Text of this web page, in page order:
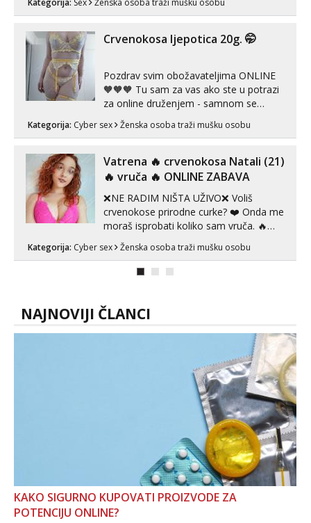
zadovoljiti moje potrebe,ne trazim puno
volim njezan seks i njezne poljupce po
tijelu koji me jako pale,obozavam kad
Kategorija: Sex Ženska osoba traži mušku osobu
Crvenokosa ljepotica 20g. 🤭
Pozdrav svim obožavateljima ONLINE
🧡🧡🧡 Tu sam za vas ako ste u potrazi
za online druženjem - samnom se
možete zabaviti preko videopoziva, ili
ako vam nisam dovoljna radim i u paru i
😉 Radim i vruća tipkanja uz slike i hot
line pozive. Za vas sam pripremila ...
Kategorija: Cyber sex Ženska osoba traži mušku osobu
Vatrena ‎️‍🔥 crvenokosa Natali (21)
‎️‍🔥 vruča‎ ️‍🔥 ONLINE ZABAVA
❌NE RADIM NIŠTA UŽIVO❌ Voliš
crvenokose prirodne curke? ❤️ Onda me
moraš isprobati koliko sam vruča.‎ ️‍🔥
MLADA vražica koja ima 100%
prorodne grudi, 💦 Misli su mi uvijek
prljave i u svemu vidim samo užitak. 💦
s kolegica...
Kategorija: Cyber sex Ženska osoba traži mušku osobu
NAJNOVIJI ČLANCI
KAKO SIGURNO KUPOVATI PROIZVODE ZA
POTENCIJU ONLINE?